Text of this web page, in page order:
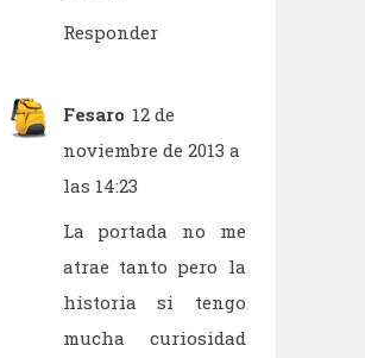
Responder
Fesaro 12 de
noviembre de 2013 a
las 14:23
La portada no me
atrae tanto pero la
historia si tengo
mucha curiosidad